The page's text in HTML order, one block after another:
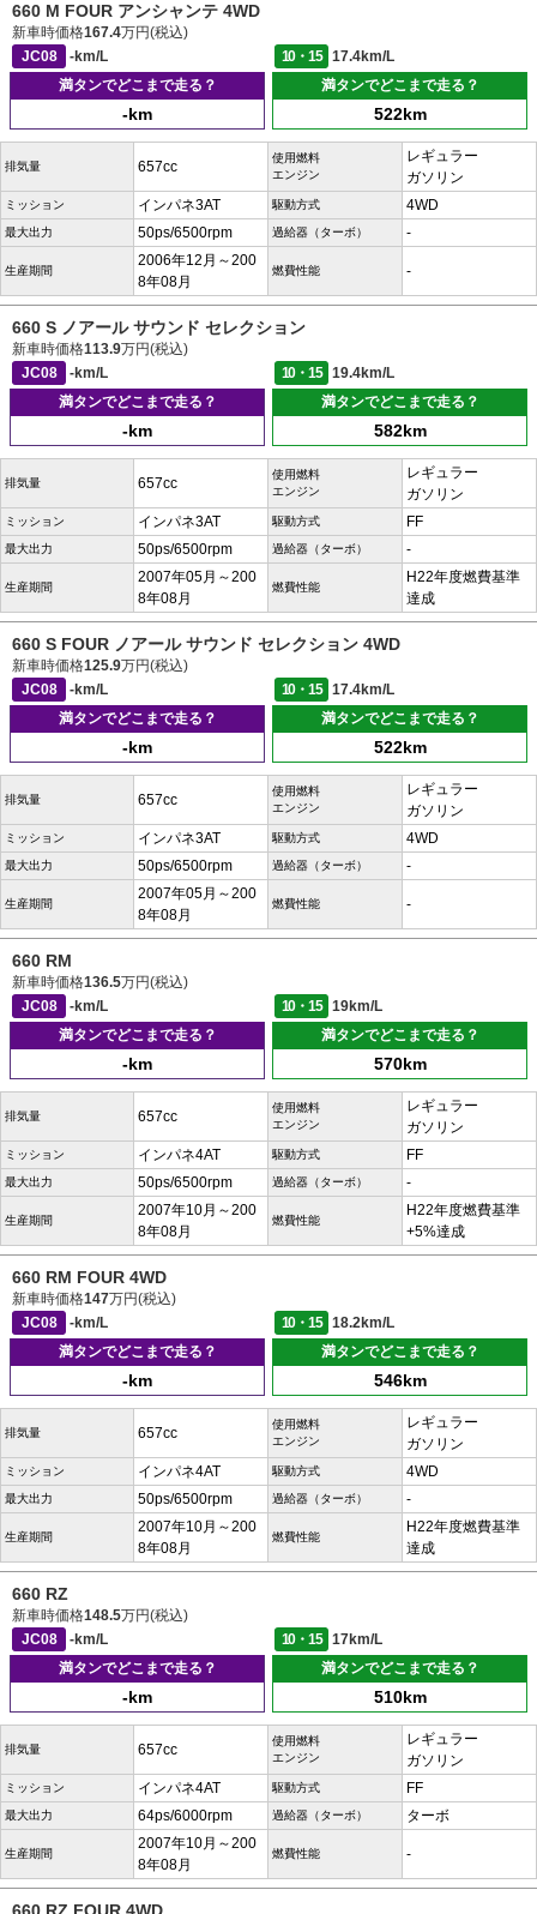
660 M FOUR アンシャンテ 4WD
新車時価格167.4万円(税込)
JC08
-km/L 10・15
17.4km/L
満タンでどこまで走る？
-km
満タンでどこまで走る？
522km
排気量 657cc
使用燃料
エンジン
レギュラー
ガソリン
ミッション インパネ3AT 駆動方式 4WD
最大出力 50ps/6500rpm 過給器（ターボ） -
生産期間
2006年12月～200
8年08月
燃費性能 -
660 S ノアール サウンド セレクション
新車時価格113.9万円(税込)
JC08
-km/L 10・15
19.4km/L
満タンでどこまで走る？
-km
満タンでどこまで走る？
582km
排気量 657cc
使用燃料
エンジン
レギュラー
ガソリン
ミッション インパネ3AT 駆動方式 FF
最大出力 50ps/6500rpm 過給器（ターボ） -
生産期間
2007年05月～200
8年08月
燃費性能
H22年度燃費基準
達成
660 S FOUR ノアール サウンド セレクション 4WD
新車時価格125.9万円(税込)
JC08
-km/L 10・15
17.4km/L
満タンでどこまで走る？
-km
満タンでどこまで走る？
522km
排気量 657cc
使用燃料
エンジン
レギュラー
ガソリン
ミッション インパネ3AT 駆動方式 4WD
最大出力 50ps/6500rpm 過給器（ターボ） -
生産期間
2007年05月～200
8年08月
燃費性能 -
660 RM
新車時価格136.5万円(税込)
JC08
-km/L 10・15
19km/L
満タンでどこまで走る？
-km
満タンでどこまで走る？
570km
排気量 657cc
使用燃料
エンジン
レギュラー
ガソリン
ミッション インパネ4AT 駆動方式 FF
最大出力 50ps/6500rpm 過給器（ターボ） -
生産期間
2007年10月～200
8年08月
燃費性能
H22年度燃費基準
+5%達成
660 RM FOUR 4WD
新車時価格147万円(税込)
JC08
-km/L 10・15
18.2km/L
満タンでどこまで走る？
-km
満タンでどこまで走る？
546km
排気量 657cc
使用燃料
エンジン
レギュラー
ガソリン
ミッション インパネ4AT 駆動方式 4WD
最大出力 50ps/6500rpm 過給器（ターボ） -
生産期間
2007年10月～200
8年08月
燃費性能
H22年度燃費基準
達成
660 RZ
新車時価格148.5万円(税込)
JC08
-km/L 10・15
17km/L
満タンでどこまで走る？
-km
満タンでどこまで走る？
510km
排気量 657cc
使用燃料
エンジン
レギュラー
ガソリン
ミッション インパネ4AT 駆動方式 FF
最大出力 64ps/6000rpm 過給器（ターボ） ターボ
生産期間
2007年10月～200
8年08月
燃費性能 -